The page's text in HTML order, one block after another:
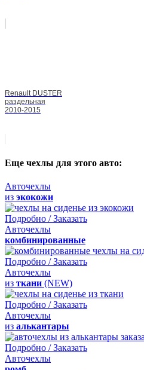
Renault DUSTER
раздельная
2010-2015
Еще чехлы для этого авто:
Авточехлы
из экокожи
Подробно / Заказать
Авточехлы
комбинированные
Подробно / Заказать
Авточехлы
из ткани (NEW)
Подробно / Заказать
Авточехлы
из алькантары
Подробно / Заказать
Авточехлы